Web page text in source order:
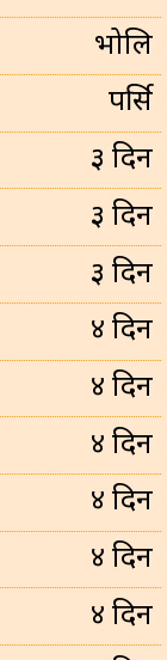
भोलि
पर्सि
३ दिन
३ दिन
३ दिन
४ दिन
४ दिन
४ दिन
४ दिन
४ दिन
४ दिन